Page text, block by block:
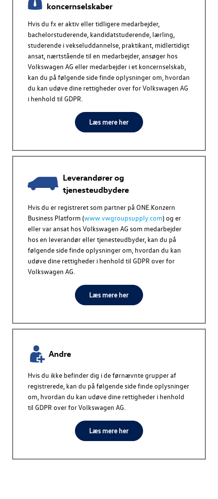
koncernselskaber
Hvis du fx er aktiv eller tidligere medarbejder,
bachelorstuderende, kandidatstuderende, lærling,
studerende i vekseluddannelse, praktikant, midlertidigt
ansat, nærtstående til en medarbejder, ansøger hos
Volkswagen AG eller medarbejder i et koncernselskab,
kan du på følgende side finde oplysninger om, hvordan
du kan udøve dine rettigheder over forVolkswagen AG
i henhold til GDPR.
Læs mere her
Leverandører og
tjenesteudbydere
Hvis du er registreret som partner på ONE.Konzern
Business Platform (www.vwgroupsupply.com) og er
eller var ansat hosVolkswagen AG som medarbejder
hos en leverandør eller tjenesteudbyder, kan du på
følgende side finde oplysninger om, hvordan du kan
udøve dine rettigheder i henhold til GDPR over for
Volkswagen AG
Læs mere her
Andre
Hvis du ikke befinder dig i de førnævnte grupper af
registrerede, kan du på følgende side finde oplysninger
om, hvordan du kan udøve dine rettigheder i henhold
til GDPR over forVolkswagen AG
Læs mere her